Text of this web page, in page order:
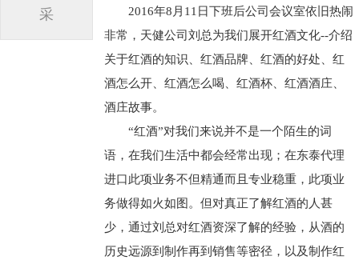
采
2016年8月11日下班后公司会议室依旧热闹
非常，天健公司刘总为我们展开红酒文化--介绍
关于红酒的知识、红酒品牌、红酒的好处、红
酒怎么开、红酒怎么喝、红酒杯、红酒酒庄、
酒庄故事。
“红酒”对我们来说并不是一个陌生的词
语，在我们生活中都会经常出现；在东泰代理
进口此项业务不但精通而且专业稳重，此项业
务做得如火如图。但对真正了解红酒的人甚
少，通过刘总对红酒资深了解的经验，从酒的
历史远源到制作再到销售等密径，以及制作红